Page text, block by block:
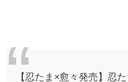
【忍たま×愈々発売】忍